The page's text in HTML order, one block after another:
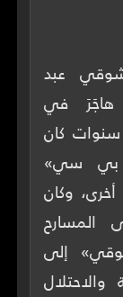
عبد
هاجَرَ في
كان
بي سي»
وكان
المسارح
إلى
والاحتلال